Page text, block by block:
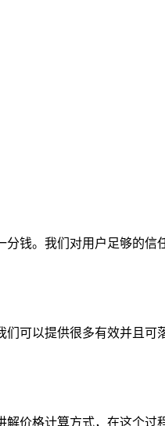
钱。我们对用户足够的信
可以提供很多有效并且
价格计算方式，在这个